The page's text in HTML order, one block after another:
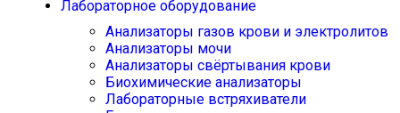
Лабораторное оборудование
Анализаторы газов крови и электролитов
Анализаторы мочи
Анализаторы свёртывания крови
Биохимические анализаторы
Лабораторные встряхиватели